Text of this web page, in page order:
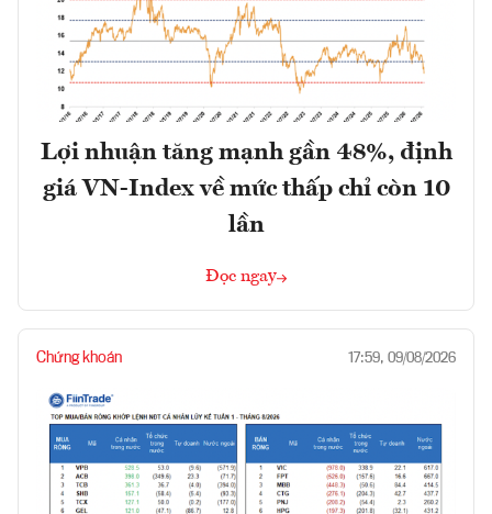
Lợi nhuận tăng mạnh gần 48%, định
giá VN-Index về mức thấp chỉ còn 10
lần
Đọc ngay
Chứng khoán 17:59, 09/08/2026